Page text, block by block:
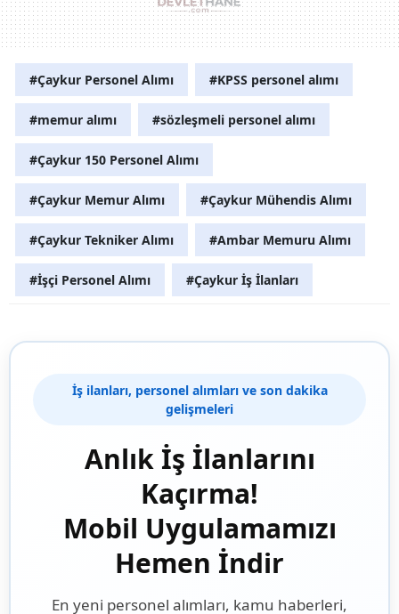
#Çaykur Personel Alımı #KPSS personel alımı
#memur alımı #sözleşmeli personel alımı
#Çaykur 150 Personel Alımı
#Çaykur Memur Alımı #Çaykur Mühendis Alımı
#Çaykur Tekniker Alımı #Ambar Memuru Alımı
#İşçi Personel Alımı #Çaykur İş İlanları
İş ilanları, personel alımları ve son dakika
gelişmeleri
Anlık İş İlanlarını
Kaçırma!
Mobil Uygulamamızı
Hemen İndir
En yeni personel alımları, kamu haberleri,